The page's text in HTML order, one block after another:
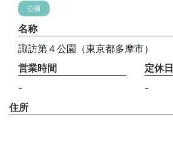
公園
名称
諏訪第４公園（東京都多摩市）
営業時間
-
定休日
-
住所